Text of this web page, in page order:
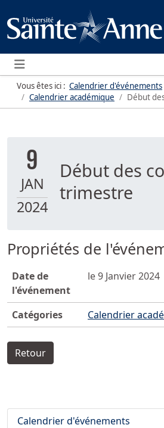
Menu
Vous êtes ici : Calendrier d'événements
Calendrier académique
Début
9
JAN
2024
Début des
trimestre
Propriétés de
Date de
l'événement
le 9 Janvier 2024
Catégories Calendrier
Retour
Calendrier d'événements